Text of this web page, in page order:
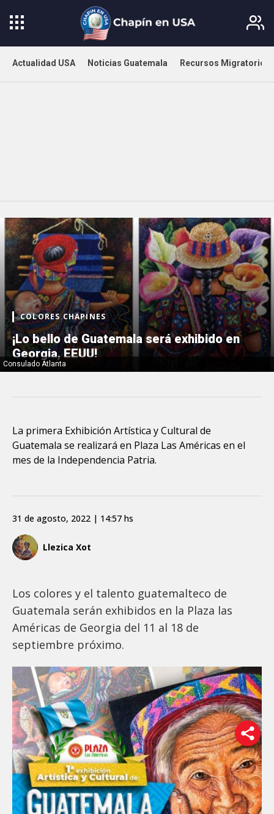
Actualidad USA Noticias Guatemala Recursos Migratorios
Consulado Atlanta
COLORES CHAPINES
¡Lo bello de Guatemala será exhibido en
Georgia, EEUU!
La primera Exhibición Artística y Cultural de
Guatemala se realizará en Plaza Las Américas en el
mes de la Independencia Patria.
Llezica Xot
31 de agosto, 2022 | 14:57 hs
Los colores y el talento guatemalteco de
Guatemala serán exhibidos en la Plaza las
Américas de Georgia del 11 al 18 de
septiembre próximo.